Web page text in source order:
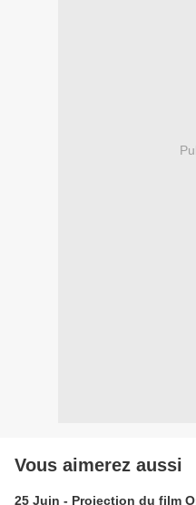
Vous aimerez aussi
25 Juin - Projection du film